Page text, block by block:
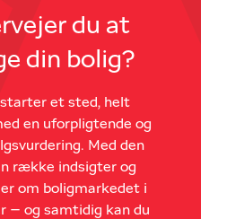
du at
din bolig?
et sted, helt
en uforpligtende og
Med den
række indsigter og
om boligmarkedet i
– og samtidig kan du